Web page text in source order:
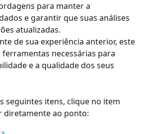
para manter a
e garantir que suas análises
atualizadas.
de sua experiência anterior, este
necessárias para
e a qualidade dos seus
seguintes itens, clique no item
diretamente ao ponto: